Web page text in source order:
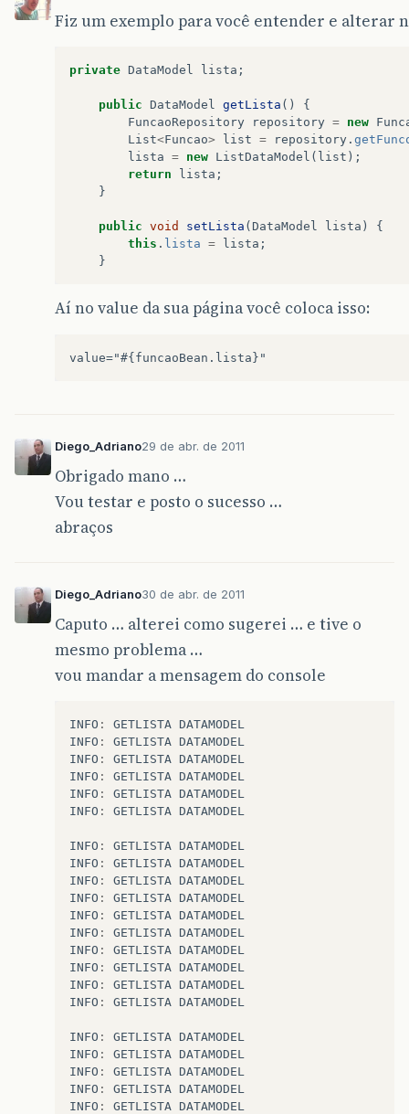
Fiz um exemplo para você entender e alterar
private DataModel lista ;
public DataModel getLista ()
{
FuncaoRepository
repository = new
List<Funcao> list = repository .
lista = new ListDataModel ( list );
return
lista ;
}
public void setLista ( DataModel lista )
{
this . lista = lista ;
}
Aí no value da sua página você coloca isso:
Diego_Adriano29 de abr. de 2011
Obrigado mano …
Vou testar e posto o sucesso …
abraços
Diego_Adriano30 de abr. de 2011
Caputo … alterei como sugerei … e tive o
mesmo problema …
vou mandar a mensagem do console
INFO : GETLISTA DATAMODEL
INFO : GETLISTA DATAMODEL
INFO : GETLISTA DATAMODEL
INFO : GETLISTA DATAMODEL
INFO : GETLISTA DATAMODEL
INFO : GETLISTA DATAMODEL
INFO : GETLISTA DATAMODEL
INFO : GETLISTA DATAMODEL
INFO : GETLISTA DATAMODEL
INFO : GETLISTA DATAMODEL
INFO : GETLISTA DATAMODEL
INFO : GETLISTA DATAMODEL
INFO : GETLISTA DATAMODEL
INFO : GETLISTA DATAMODEL
INFO : GETLISTA DATAMODEL
INFO : GETLISTA DATAMODEL
INFO : GETLISTA DATAMODEL
INFO : GETLISTA DATAMODEL
INFO : GETLISTA DATAMODEL
INFO : GETLISTA DATAMODEL
INFO : GETLISTA DATAMODEL